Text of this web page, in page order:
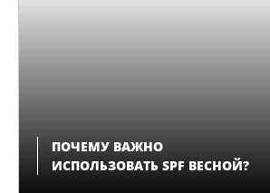
ПОЧЕМУ ВАЖНО
ИСПОЛЬЗОВАТЬ SPF ВЕСНОЙ?